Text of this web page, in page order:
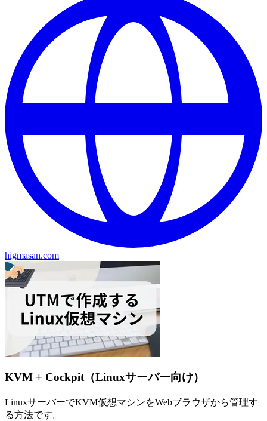
higmasan.com
KVM + Cockpit（Linuxサーバー向け）
LinuxサーバーでKVM仮想マシンをWebブラウザから管理す
る方法です。